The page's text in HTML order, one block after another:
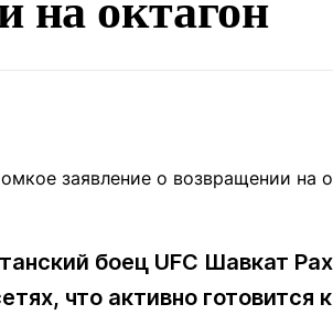
на октагон
боец UFC Шавкат
что активно